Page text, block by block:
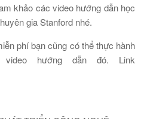
khảo các video hướng dẫn học
gia Stanford nhé.
phí bạn cũng có thể thực hành
hướng dẫn đó. Link